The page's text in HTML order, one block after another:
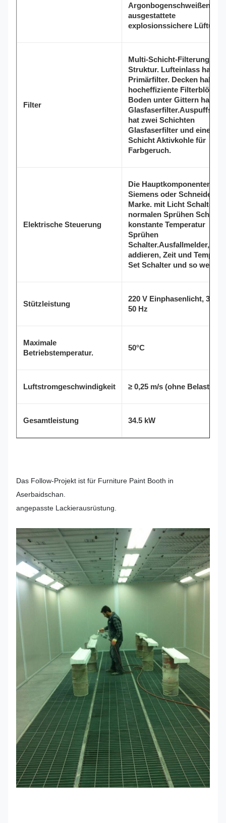
Argonbogenschweißen,
ausgestattete
explosionssichere Lüftung.
Filter
Multi-Schicht-Filterung
Struktur. Lufteinlass hat
Primärfilter. Decken haben
hocheffiziente Filterblöcke.
Boden unter Gittern hat
hat zwei Schichten
Glasfaserfilter und eine
Schicht Aktivkohle für
Farbgeruch.
Elektrische Steuerung
Die Hauptkomponenten
Siemens oder Schneider
Marke. mit Licht Schalter,
normalen Sprühen Schalter,
konstante Temperatur
Sprühen
Schalter.Ausfallmelder, Zeit
addieren, Zeit und
Set Schalter und so weiter.
Stützleistung
220 V Einphasenlicht, 380 V,
50 Hz
Maximale
Betriebstemperatur.
50°C
Luftstromgeschwindigkeit ≥ 0,25 m/s (ohne Belastung)
Gesamtleistung 34.5 kW
Das Follow-Projekt ist für Furniture Paint Booth in
Aserbaidschan.
angepasste Lackierausrüstung.